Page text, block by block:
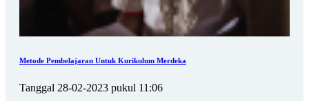
Metode Pembelajaran Untuk Kurikulum Merdeka
Tanggal 28-02-2023 pukul 11:06